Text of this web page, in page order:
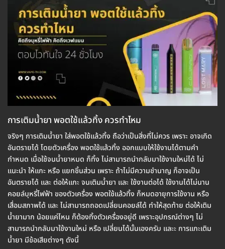
การเติมน้ำยา พอตใช้แล้วทิ้ง ควรทำไหม
จริงๆ การเติมน้ำยา ใส่พอตใช้แล้วทิ้ง ถือว่าเป็นสิ่งที่ไม่ควร เพราะ อาจเกิด
อันตรายได้ โดยตัวเครื่อง พอตใช้แล้วทิ้ง ออกแบบให้ใช้งานได้ตามคำ
กำหนด เมื่อใช้จนน้ำยาหมด ก็ทิ้ง ไม่สามารถนำกลับมาใช้งานใหม่ได้ ไม่
แนะนำ ให้แกะ หรือ แยกชิ้นส่วน เพราะ ถ้าไม่มีความชำนาญ ก็อาจเป็น
อันตรายได้ และ ต่อให้แกะ จนเติมน้ำยา และ ใช้งานต่อได้ ใช้งานได้ไม่นาน
คอยล์บุหรี่ไฟฟ้า ของตัวเครื่อง พอตใช้แล้วทิ้ง ก็หมดอายุการใช้งาน หรือ
เสื่อมสภาพได้ และ ไม่สามารถถอดเปลี่ยนคอยล์ได้ ทำให้สุดท้าย ต่อให้เติม
น้ำยามาก น้อยแค่ไหน ก็ต้องทิ้งตัวเครื่องอยู่ดี เพราะอุปกรณ์ต่างๆ ไม่
สามารถนำกลับมาใช้งานใหม่ หรือ เปลี่ยนได้นั้นเองครับ และะ การแกะเติม
น้ำยา มีข้อเสียต่างๆ ดังนี้